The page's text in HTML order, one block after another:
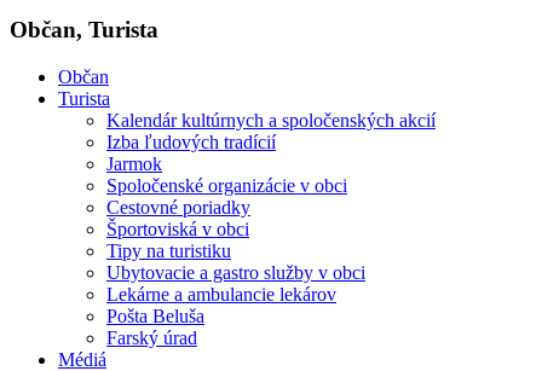
Občan, Turista
Občan
Turista
Kalendár kultúrnych a spoločenských akcií
Izba ľudových tradícií
Jarmok
Spoločenské organizácie v obci
Cestovné poriadky
Športoviská v obci
Tipy na turistiku
Ubytovacie a gastro služby v obci
Lekárne a ambulancie lekárov
Pošta Beluša
Farský úrad
Médiá